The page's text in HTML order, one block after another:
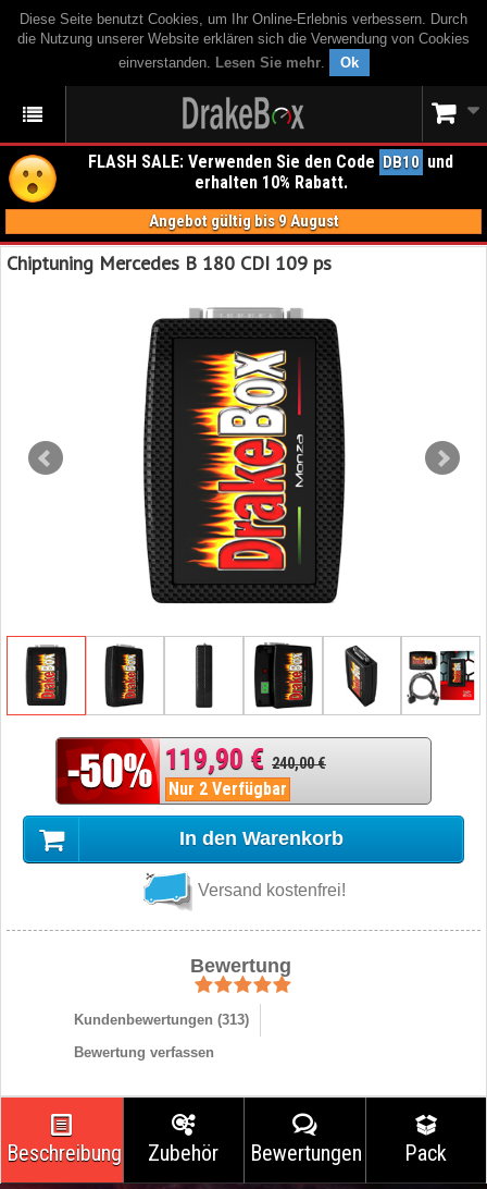
Diese Seite benutzt Cookies, um Ihr Online-Erlebnis verbessern. Durch
die Nutzung unserer Website erklären sich die Verwendung von Cookies
einverstanden. Lesen Sie mehr. Ok
FLASH SALE: Verwenden Sie den Code DB10 und
erhalten 10% Rabatt.
Angebot gültig bis 9 August
Chiptuning Mercedes B 180 CDI 109 ps
119,90 € 240,00 €
Nur 2 Verfügbar
In den Warenkorb
Versand kostenfrei!
Bewertung
Kundenbewertungen (313)
Bewertung verfassen
Beschreibung Zubehör Bewertungen Pack